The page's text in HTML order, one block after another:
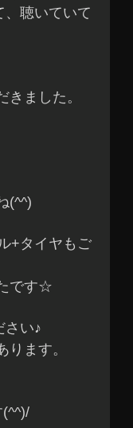
聴いていて
ました。
(^^)
+タイヤもご
です☆
さい♪
ます。